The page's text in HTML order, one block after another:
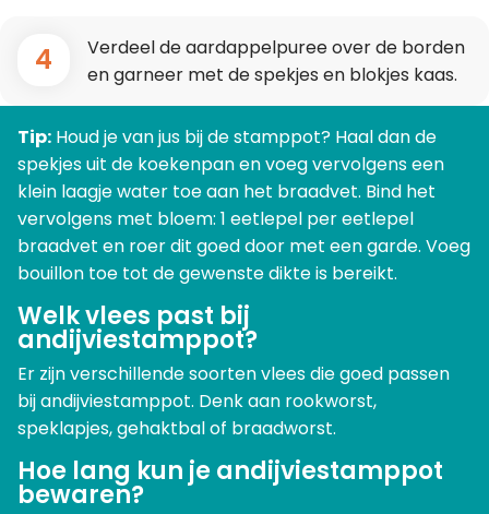
4
Verdeel de aardappelpuree over de borden
en garneer met de spekjes en blokjes kaas.
Tip: Houd je van jus bij de stamppot? Haal dan de
spekjes uit de koekenpan en voeg vervolgens een
klein laagje water toe aan het braadvet. Bind het
vervolgens met bloem: 1 eetlepel per eetlepel
braadvet en roer dit goed door met een garde. Voeg
bouillon toe tot de gewenste dikte is bereikt.
Welk vlees past bij
andijviestamppot?
Er zijn verschillende soorten vlees die goed passen
bij andijviestamppot. Denk aan rookworst,
speklapjes, gehaktbal of braadworst.
Hoe lang kun je andijviestamppot
bewaren?